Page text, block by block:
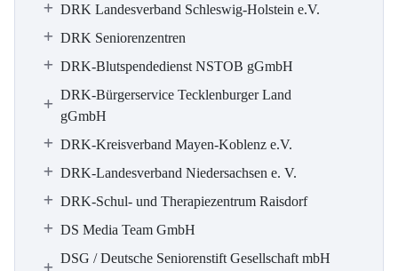
DRK Landesverband Schleswig-Holstein e.V.
DRK Seniorenzentren
DRK-Blutspendedienst NSTOB gGmbH
DRK-Bürgerservice Tecklenburger Land
gGmbH
DRK-Kreisverband Mayen-Koblenz e.V.
DRK-Landesverband Niedersachsen e. V.
DRK-Schul- und Therapiezentrum Raisdorf
DS Media Team GmbH
DSG / Deutsche Seniorenstift Gesellschaft mbH